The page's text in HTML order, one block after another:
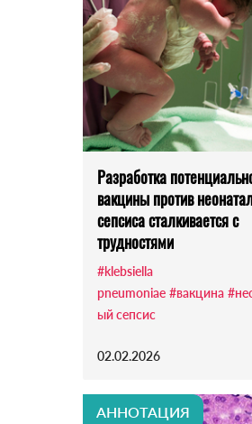
Разработка
вакцины против
сепсиса сталкивается с
трудностями
#klebsiella
pneumoniae #вакцина
ый сепсис
02.02.2026
АННОТАЦИЯ